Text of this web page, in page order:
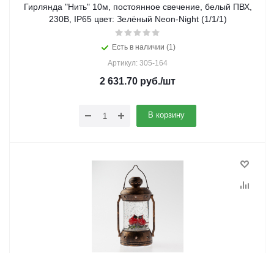
Гирлянда "Нить" 10м, постоянное свечение, белый ПВХ,
230В, IP65 цвет: Зелёный Neon-Night (1/1/1)
Есть в наличии (1)
Артикул: 305-164
2 631.70 руб./шт
В корзину